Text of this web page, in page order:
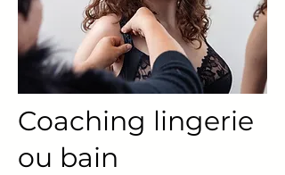
Coaching lingerie
ou bain